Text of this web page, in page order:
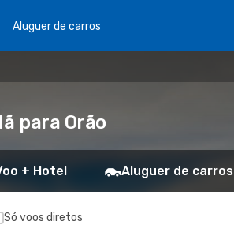
Aluguer de carros
para Orão
+ Hotel Aluguer de carros
Só voos diretos